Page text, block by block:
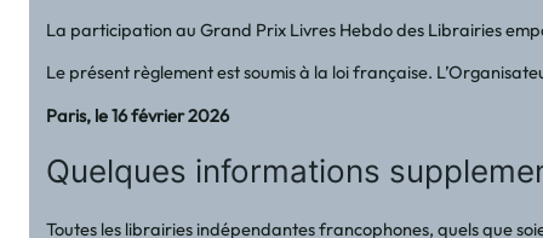
La participation au Grand Prix Livres Hebdo des Librairies
Le présent règlement est soumis à la loi française.
Paris, le 16 février 2026
Quelques informations
Toutes les librairies indépendantes francophones, quels que